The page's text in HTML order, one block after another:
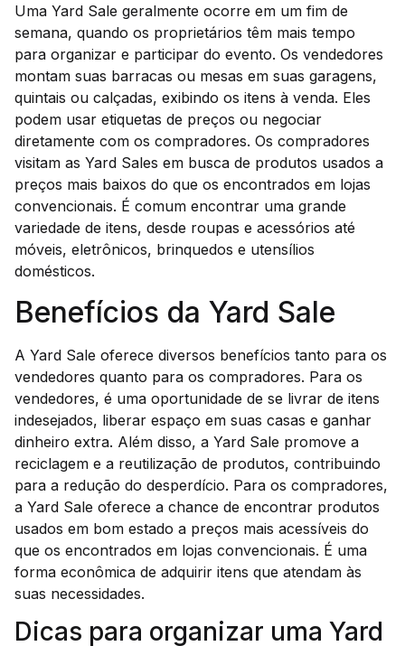
Uma Yard Sale geralmente ocorre em um fim de
semana, quando os proprietários têm mais tempo
para organizar e participar do evento. Os vendedores
montam suas barracas ou mesas em suas garagens,
quintais ou calçadas, exibindo os itens à venda. Eles
podem usar etiquetas de preços ou negociar
diretamente com os compradores. Os compradores
visitam as Yard Sales em busca de produtos usados a
preços mais baixos do que os encontrados em lojas
convencionais. É comum encontrar uma grande
variedade de itens, desde roupas e acessórios até
móveis, eletrônicos, brinquedos e utensílios
domésticos.
Benefícios da Yard Sale
A Yard Sale oferece diversos benefícios tanto para os
vendedores quanto para os compradores. Para os
vendedores, é uma oportunidade de se livrar de itens
indesejados, liberar espaço em suas casas e ganhar
dinheiro extra. Além disso, a Yard Sale promove a
reciclagem e a reutilização de produtos, contribuindo
para a redução do desperdício. Para os compradores,
a Yard Sale oferece a chance de encontrar produtos
usados em bom estado a preços mais acessíveis do
que os encontrados em lojas convencionais. É uma
forma econômica de adquirir itens que atendam às
suas necessidades.
Dicas para organizar uma Yard